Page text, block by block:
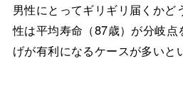
男性にとってギリギリ届くかど
性は平均寿命（87歳）が分岐
げが有利になるケースが多いと